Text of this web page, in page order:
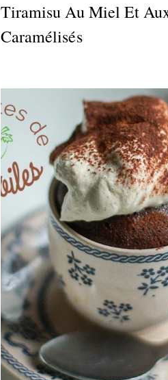
Tiramisu Au Miel Et
Caramélisés